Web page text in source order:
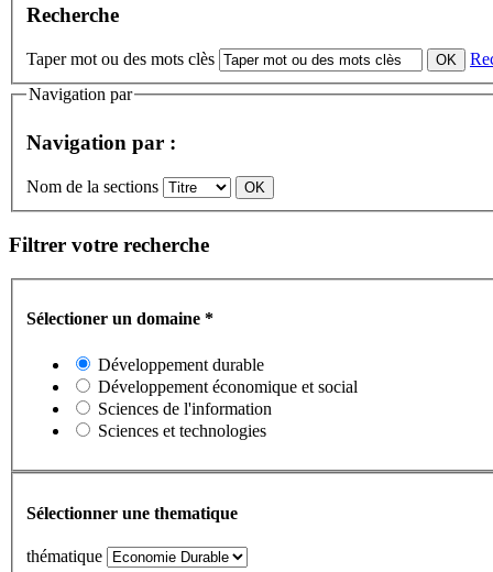
Recherche
Taper mot ou des mots clès
Navigation par
Navigation par :
Nom de la sections
Filtrer votre recherche
Sélectioner un domaine *
Développement durable
Développement économique et social
Sciences de l'information
Sciences et technologies
Sélectionner une thematique
thématique